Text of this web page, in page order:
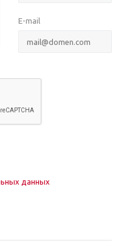
E-mail
данных